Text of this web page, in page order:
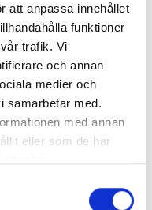
att anpassa innehållet
funktioner
trafik. Vi
och annan
medier och
samarbetar med.
med annan
eller som de har
som kritisk
Tiktok och